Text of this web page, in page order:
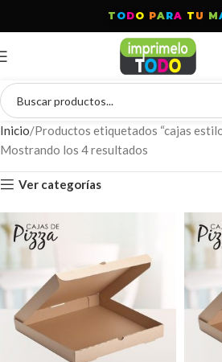
T ODO PARA T U M
Inicio Productos etiquetados “cajas
Mostrando los 4 resultados
Ver categorías